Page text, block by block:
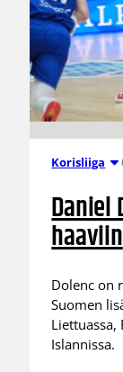
Korisliiga
Daniel
haaviin
Dolenc on
Suomen
Liettuassa,
Islannissa.